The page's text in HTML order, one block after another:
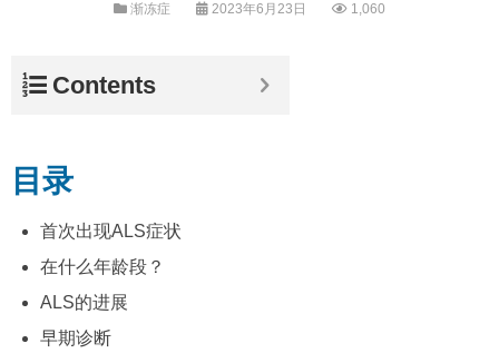
渐冻症 2023年6月23日 1,060
Contents
目录
首次出现ALS症状
在什么年龄段？
ALS的进展
早期诊断